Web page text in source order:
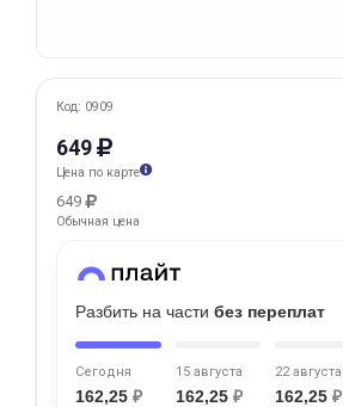
Код: 0909
649
Цена по карте
649
Обычная цена
Разбить на части без переплат
Сегодня
162,25 ₽
15 августа
162,25 ₽
22 августа
162,25 ₽
Получайте товар
выбранный способом
Оставшиеся
по25%каждые 2 недели
Подробнее